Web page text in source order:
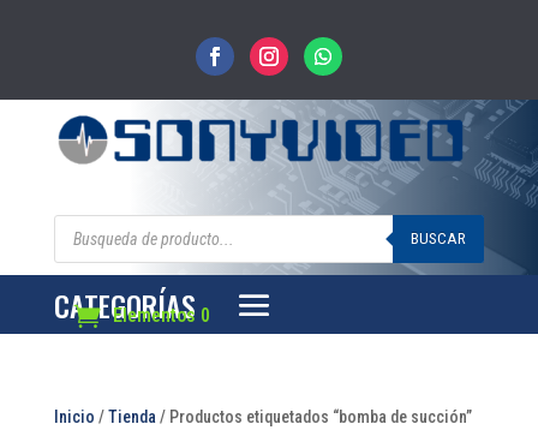
Búsqueda
BUSCAR
Elementos 0
CATEGORÍAS
Inicio /Tienda / Productos etiquetados “bomba de succión”